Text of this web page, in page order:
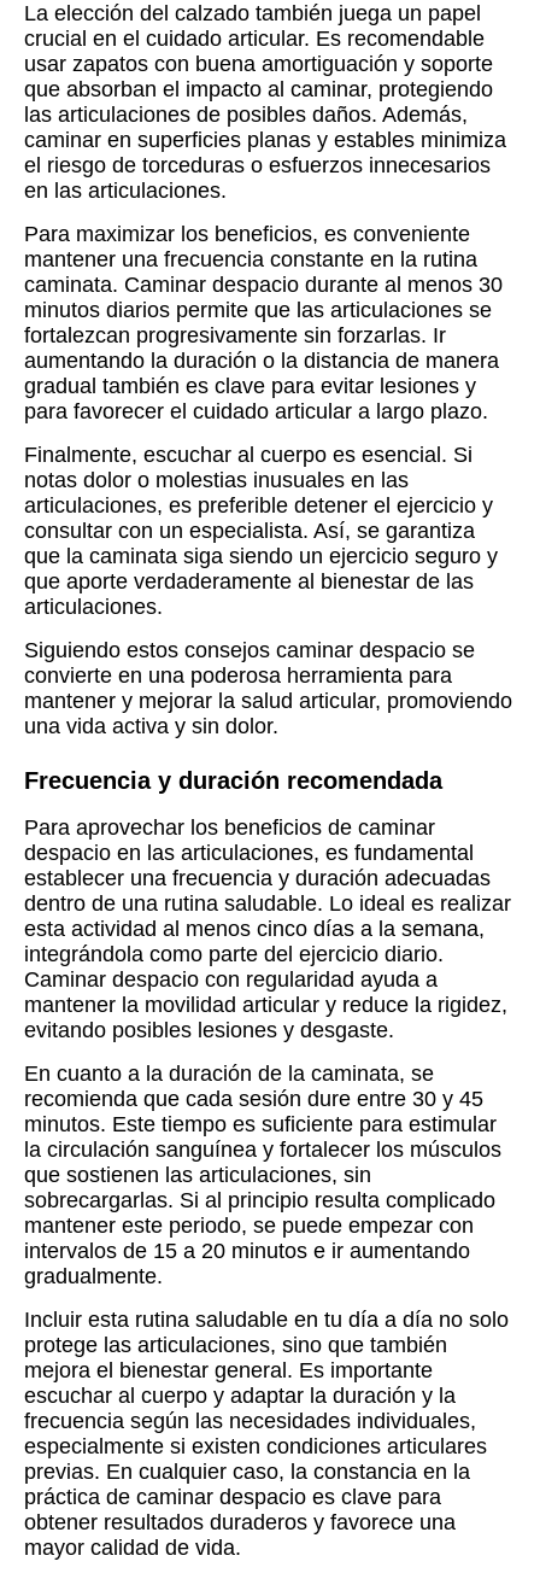
La elección del calzado también juega un papel
crucial en el cuidado articular. Es recomendable
usar zapatos con buena amortiguación y soporte
que absorban el impacto al caminar, protegiendo
las articulaciones de posibles daños. Además,
caminar en superficies planas y estables minimiza
el riesgo de torceduras o esfuerzos innecesarios
en las articulaciones.
Para maximizar los beneficios, es conveniente
mantener una frecuencia constante en la rutina
caminata. Caminar despacio durante al menos 30
minutos diarios permite que las articulaciones se
fortalezcan progresivamente sin forzarlas. Ir
aumentando la duración o la distancia de manera
gradual también es clave para evitar lesiones y
para favorecer el cuidado articular a largo plazo.
Finalmente, escuchar al cuerpo es esencial. Si
notas dolor o molestias inusuales en las
articulaciones, es preferible detener el ejercicio y
consultar con un especialista. Así, se garantiza
que la caminata siga siendo un ejercicio seguro y
que aporte verdaderamente al bienestar de las
articulaciones.
Siguiendo estos consejos caminar despacio se
convierte en una poderosa herramienta para
mantener y mejorar la salud articular, promoviendo
una vida activa y sin dolor.
Frecuencia y duración recomendada
Para aprovechar los beneficios de caminar
despacio en las articulaciones, es fundamental
establecer una frecuencia y duración adecuadas
dentro de una rutina saludable. Lo ideal es realizar
esta actividad al menos cinco días a la semana,
integrándola como parte del ejercicio diario.
Caminar despacio con regularidad ayuda a
mantener la movilidad articular y reduce la rigidez,
evitando posibles lesiones y desgaste.
En cuanto a la duración de la caminata, se
recomienda que cada sesión dure entre 30 y 45
minutos. Este tiempo es suficiente para estimular
la circulación sanguínea y fortalecer los músculos
que sostienen las articulaciones, sin
sobrecargarlas. Si al principio resulta complicado
mantener este periodo, se puede empezar con
intervalos de 15 a 20 minutos e ir aumentando
gradualmente.
Incluir esta rutina saludable en tu día a día no solo
protege las articulaciones, sino que también
mejora el bienestar general. Es importante
escuchar al cuerpo y adaptar la duración y la
frecuencia según las necesidades individuales,
especialmente si existen condiciones articulares
previas. En cualquier caso, la constancia en la
práctica de caminar despacio es clave para
obtener resultados duraderos y favorece una
mayor calidad de vida.